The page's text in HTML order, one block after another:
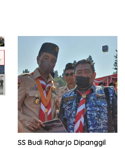
SS Budi Raharjo Dipanggil